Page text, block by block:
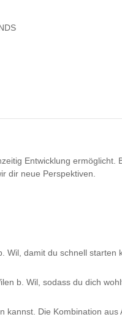
Entwicklung ermöglicht.
dir neue Perspektiven.
Wil, damit du schnell starten
b. Wil, sodass du dich
kannst. Die Kombination aus